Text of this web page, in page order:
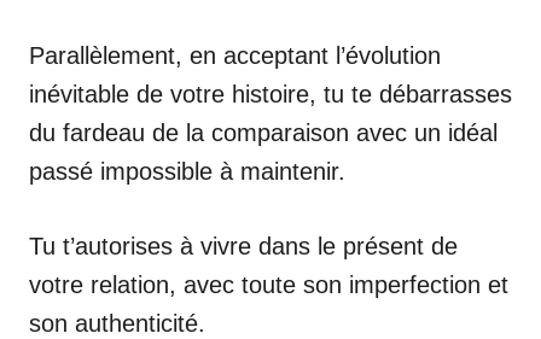
Parallèlement, en acceptant l’évolution
inévitable de votre histoire, tu te débarrasses
du fardeau de la comparaison avec un idéal
passé impossible à maintenir.
Tu t’autorises à vivre dans le présent de
votre relation, avec toute son imperfection et
son authenticité.